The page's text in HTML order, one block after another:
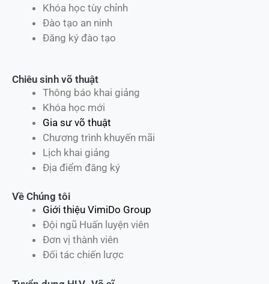
Khóa học tùy chỉnh
Đào tạo an ninh
Đăng ký đào tạo
Chiêu sinh võ thuật
Thông báo khai giảng
Khóa học mới
Gia sư võ thuật
Chương trình khuyến mãi
Lịch khai giảng
Địa điểm đăng ký
Về Chúng tôi
Giới thiệu VimiDo Group
Đội ngũ Huấn luyện viên
Đơn vị thành viên
Đối tác chiến lược